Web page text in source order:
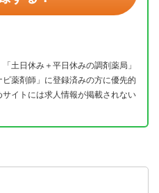
土日休み＋平日休みの調剤薬局」
薬剤師」に登録済みの方に優先的
イトには求人情報が掲載されない